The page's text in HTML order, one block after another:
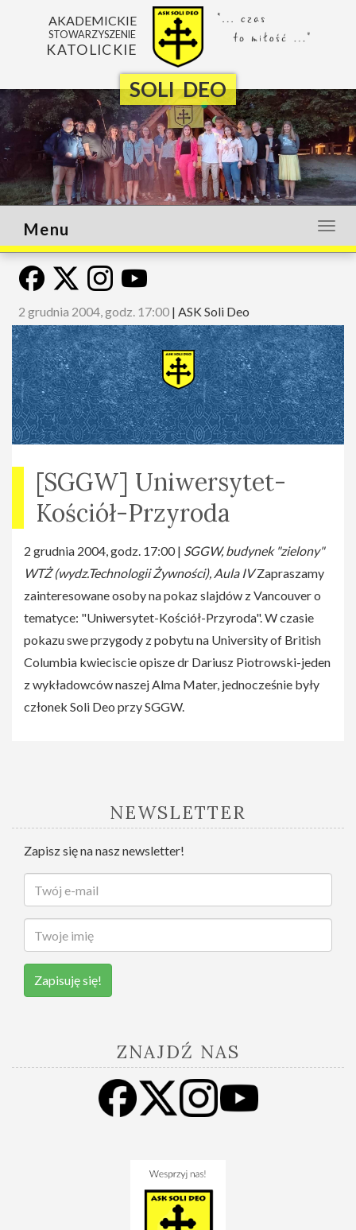
SOLI DEO
AKADEMICKIE
STOWARZYSZENIE
KATOLICKIE
lub
Menu
2 grudnia 2004, godz. 17:00 | ASK Soli Deo
[SGGW] Uniwersytet-
Kościół-Przyroda
2 grudnia 2004, godz. 17:00 | SGGW, budynek "zielony"
WTŻ (wydz.Technologii Żywności), Aula IVZapraszamy
zainteresowane osoby na pokaz slajdów z Vancouver o
tematyce: "Uniwersytet-Kościół-Przyroda". W czasie
pokazu swe przygody z pobytu na University of British
Columbia kwieciscie opisze dr Dariusz Piotrowski-jeden
z wykładowców naszej Alma Mater, jednocześnie były
członek Soli Deo przy SGGW.
NEWSLETTER
Zapisz się na nasz newsletter!
Zapisuję się!
ZNAJDŹ NAS